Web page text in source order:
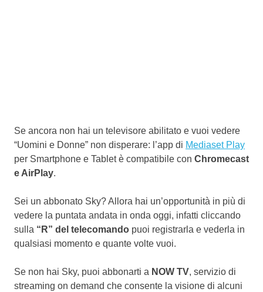
Se ancora non hai un televisore abilitato e vuoi vedere
“Uomini e Donne” non disperare: l’app di Mediaset Play
per Smartphone e Tablet è compatibile con Chromecast
e AirPlay.
Sei un abbonato Sky? Allora hai un’opportunità in più di
vedere la puntata andata in onda oggi, infatti cliccando
sulla “R” del telecomando puoi registrarla e vederla in
qualsiasi momento e quante volte vuoi.
Se non hai Sky, puoi abbonarti a NOW TV, servizio di
streaming on demand che consente la visione di alcuni